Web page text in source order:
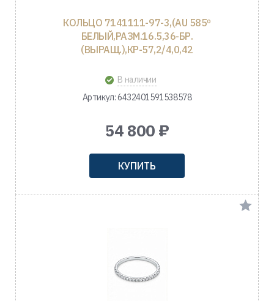
КОЛЬЦО 7141111-97-3,(AU 585º
БЕЛЫЙ,РАЗМ.16.5,36-БР.
(ВЫРАЩ.),КР-57,2/4,0,42
В наличии
Артикул: 6432401591538578
54 800 ₽
КУПИТЬ